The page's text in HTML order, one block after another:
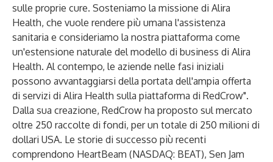
sulle proprie cure. Sosteniamo la missione di Alira
Health, che vuole rendere più umana l'assistenza
sanitaria e consideriamo la nostra piattaforma come
un'estensione naturale del modello di business di Alira
Health. Al contempo, le aziende nelle fasi iniziali
possono avvantaggiarsi della portata dell'ampia offerta
di servizi di Alira Health sulla piattaforma di RedCrow".
Dalla sua creazione, RedCrow ha proposto sul mercato
oltre 250 raccolte di fondi, per un totale di 250 milioni di
dollari USA. Le storie di successo più recenti
comprendono HeartBeam (NASDAQ: BEAT), Sen Jam